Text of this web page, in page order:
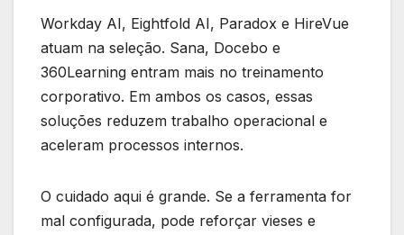
Workday AI, Eightfold AI, Paradox e HireVue
atuam na seleção. Sana, Docebo e
360Learning entram mais no treinamento
corporativo. Em ambos os casos, essas
soluções reduzem trabalho operacional e
aceleram processos internos.
O cuidado aqui é grande. Se a ferramenta for
mal configurada, pode reforçar vieses e